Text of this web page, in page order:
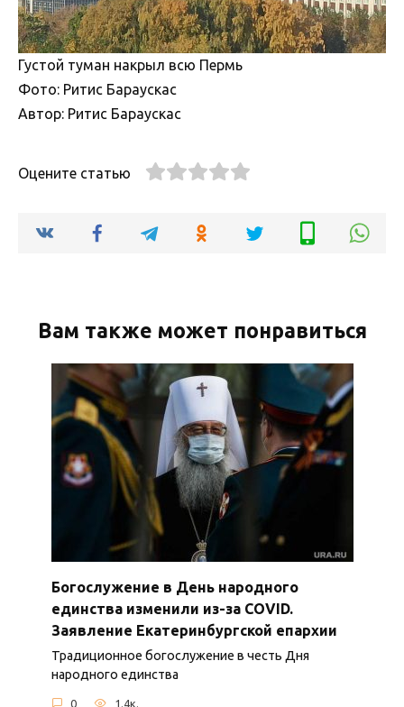
Густой туман накрыл всю Пермь
Фото: Ритис Бараускас
Автор: Ритис Бараускас
Оцените статью
Вам также может понравиться
Богослужение в День народного
единства изменили из-за COVID.
Заявление Екатеринбургской епархии
Традиционное богослужение в честь Дня
народного единства
0 1.4к.